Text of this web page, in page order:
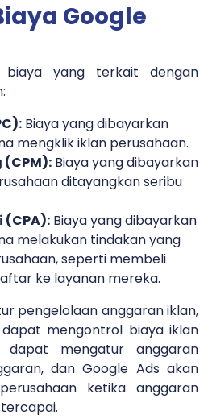
Google
yang terkait dengan
Biaya yang dibayarkan
mengklik iklan perusahaan.
Biaya yang dibayarkan
ditayangkan seribu
(CPA): Biaya yang dibayarkan
melakukan tindakan yang
seperti membeli
ke layanan mereka.
pengelolaan anggaran iklan,
mengontrol biaya iklan
dapat mengatur anggaran
dan Google Ads akan
ketika anggaran